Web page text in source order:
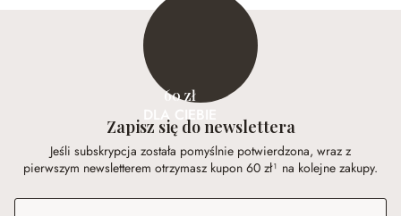
60 zł
DLA CIEBIE
Zapisz się do newslettera
Jeśli subskrypcja została pomyślnie potwierdzona, wraz z
pierwszym newsletterem otrzymasz kupon 60 zł¹ na kolejne zakupy.
Adres e-mail